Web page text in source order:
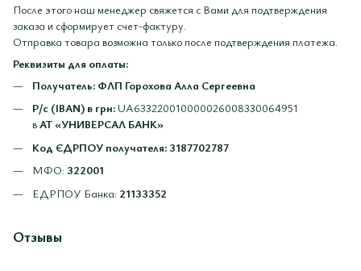
После этого наш менеджер свяжется с Вами для подтверждения
заказа и сформирует счет-фактуру.
Отправка товара возможна только после подтверждения платежа.
Реквизиты для оплаты:
Получатель: ФЛП Горохова Алла Сергеевна
Р/с (IBAN) в грн: UA633220010000026008330064951
вАТ «УНИВЕРСАЛ БАНК»
Код ЄДРПОУ получателя:3187702787
МФО: 322001
ЕДРПОУ Банка: 21133352
Отзывы